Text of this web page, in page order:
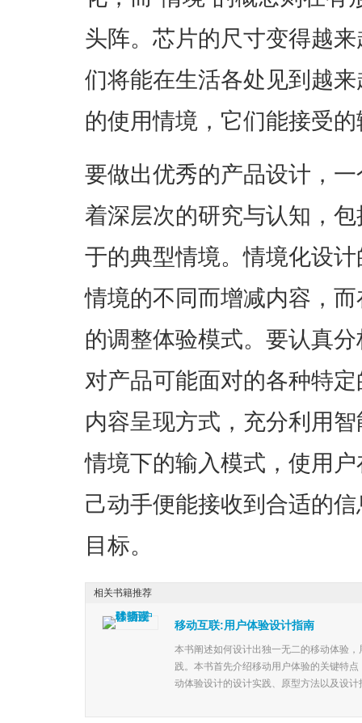
头阵。芯片的尺寸变得越
们将能在生活各处见到越
的使用情境，它们能接受
要做出优秀的产品设计，
着深层次的研究与认知，
于的典型情境。情境化设
情境的不同而增减内容，
的调整体验模式。要认真
对产品可能面对的各种特
内容呈现方式，充分利用
情境下的输入模式，使用
己动手便能接收到合适的
目标。
移动互联:用户体验设计指南
本书阐述如何设计出独一无二的移动体验
践。本书首先介绍移动用户体验的关键特
动体验设计的设计实践、原型方法以及设
相关书籍推荐